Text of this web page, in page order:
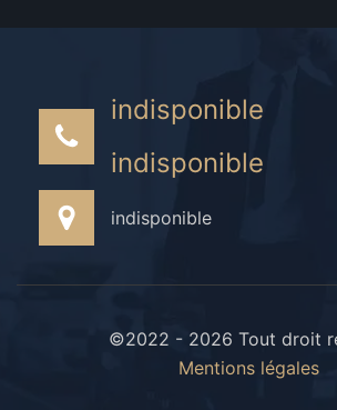
indisponible
indisponible
indisponible
©2022 - 2026 Tout droit
Mentions légales